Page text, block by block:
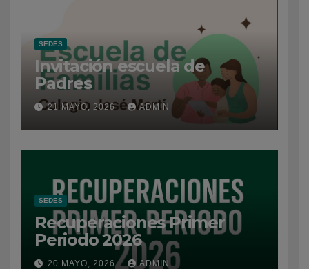
SEDES
Invitación escuela de
Padres
21 MAYO, 2026 ADMIN
SEDES
Recuperaciones Primer
Periodo 2026
20 MAYO, 2026 ADMIN